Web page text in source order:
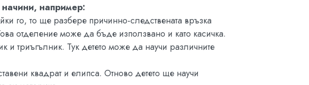
например:
го, то ще разбере причинно-следствената връзка
отделение може да бъде използвано и като касичка.
и триъгълник. Тук детето може да научи различните
квадрат и елипса. Отново детето ще научи